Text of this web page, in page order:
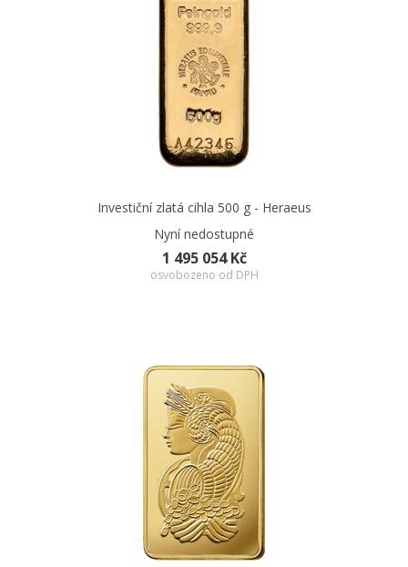
Investiční zlatá cihla 500 g - Heraeus
Nyní nedostupné
1 495 054 Kč
osvobozeno od DPH